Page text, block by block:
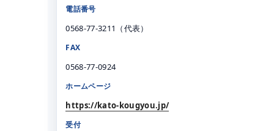
電話番号
0568-77-3211（代表）
FAX
0568-77-0924
ホームページ
https://kato-kougyou.jp/
受付